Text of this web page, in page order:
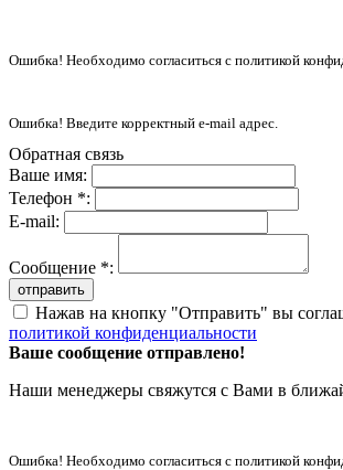
Ошибка! Необходимо согласиться с политикой
Ошибка! Введите корректный e-mail адрес.
Обратная связь
Ваше имя:
Телефон *:
E-mail:
Сообщение *:
отправить
Нажав на кнопку "Отправить" вы
политикой конфиденциальности
Ваше сообщение отправлено!
Наши менеджеры свяжутся с Вами в
Ошибка! Необходимо согласиться с политикой